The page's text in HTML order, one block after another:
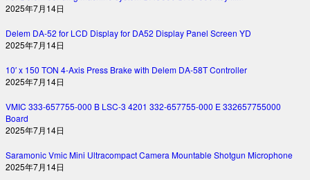
2025年7月14日
Delem DA-52 for LCD Display for DA52 Display Panel Screen YD
2025年7月14日
10′ x 150 TON 4-Axis Press Brake with Delem DA-58T Controller
2025年7月14日
VMIC 333-657755-000 B LSC-3 4201 332-657755-000 E 332657755000
Board
2025年7月14日
Saramonic Vmic Mini Ultracompact Camera Mountable Shotgun Microphone
2025年7月14日